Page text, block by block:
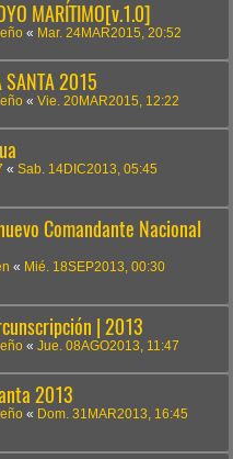
MARÍTIMO[v.1.0]
« Mar. 24MAR2015, 20:52
SANTA 2015
« Vie. 20MAR2015, 12:22
« Sab. 14DIC2013, 05:45
Comandante Nacional
« Mié. 18SEP2013, 00:30
| 2013
« Jue. 08AGO2013, 11:47
2013
« Dom. 31MAR2013, 16:45